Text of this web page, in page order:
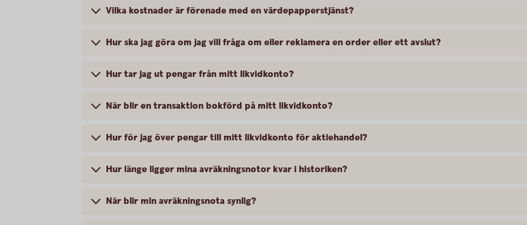
Vilka kostnader är förenade med en värdepapperstjänst?
Hur ska jag göra om jag vill fråga om eller reklamera en order eller ett avslut?
Hur tar jag ut pengar från mitt likvidkonto?
När blir en transaktion bokförd på mitt likvidkonto?
Hur för jag över pengar till mitt likvidkonto för aktiehandel?
Hur länge ligger mina avräkningsnotor kvar i historiken?
När blir min avräkningsnota synlig?